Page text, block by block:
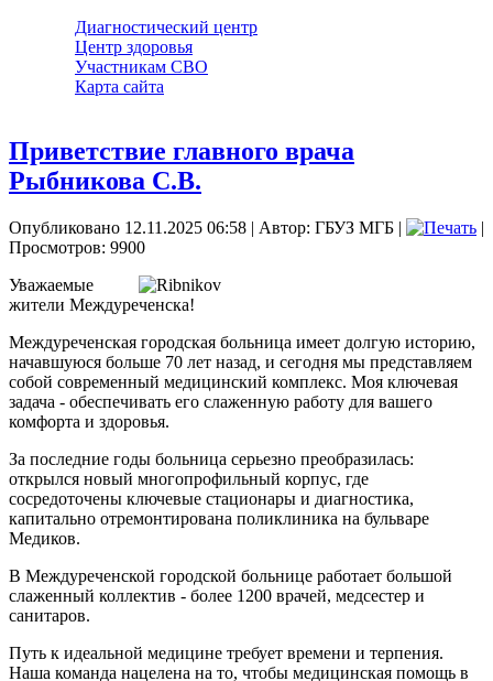
Диагностический центр
Центр здоровья
Участникам СВО
Карта сайта
Приветствие главного врача
Рыбникова С.В.
Опубликовано 12.11.2025 06:58 | Автор: ГБУЗ МГБ |
|
Просмотров: 9900
Уважаемые
жители Междуреченска!
Междуреченская городская больница имеет долгую историю,
начавшуюся больше 70 лет назад, и сегодня мы представляем
собой современный медицинский комплекс. Моя ключевая
задача - обеспечивать его слаженную работу для вашего
комфорта и здоровья.
За последние годы больница серьезно преобразилась:
открылся новый многопрофильный корпус, где
сосредоточены ключевые стационары и диагностика,
капитально отремонтирована поликлиника на бульваре
Медиков.
В Междуреченской городской больнице работает большой
слаженный коллектив - более 1200 врачей, медсестер и
санитаров.
Путь к идеальной медицине требует времени и терпения.
Наша команда нацелена на то, чтобы медицинская помощь в